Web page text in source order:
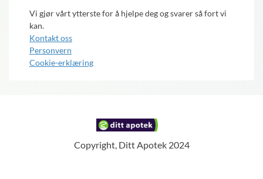
Vi gjør vårt ytterste for å hjelpe deg og svarer så fort vi
kan.
Kontakt oss
Personvern
Cookie-erklæring
Copyright, Ditt Apotek 2024